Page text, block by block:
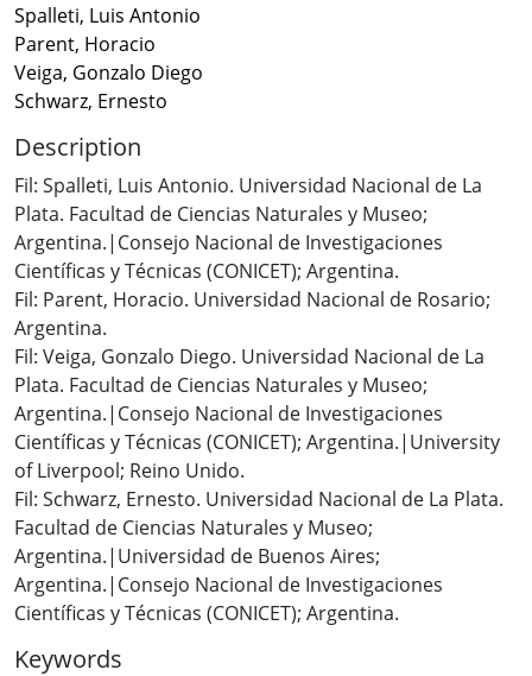
Spalleti, Luis Antonio
Parent, Horacio
Veiga, Gonzalo Diego
Schwarz, Ernesto
Description
Fil: Spalleti, Luis Antonio. Universidad Nacional de La
Plata. Facultad de Ciencias Naturales y Museo;
Argentina.|Consejo Nacional de Investigaciones
Científicas y Técnicas (CONICET); Argentina.
Fil: Parent, Horacio. Universidad Nacional de Rosario;
Argentina.
Fil: Veiga, Gonzalo Diego. Universidad Nacional de La
Plata. Facultad de Ciencias Naturales y Museo;
Argentina.|Consejo Nacional de Investigaciones
Científicas y Técnicas (CONICET); Argentina.|University
of Liverpool; Reino Unido.
Fil: Schwarz, Ernesto. Universidad Nacional de La Plata.
Facultad de Ciencias Naturales y Museo;
Argentina.|Universidad de Buenos Aires;
Argentina.|Consejo Nacional de Investigaciones
Científicas y Técnicas (CONICET); Argentina.
Keywords